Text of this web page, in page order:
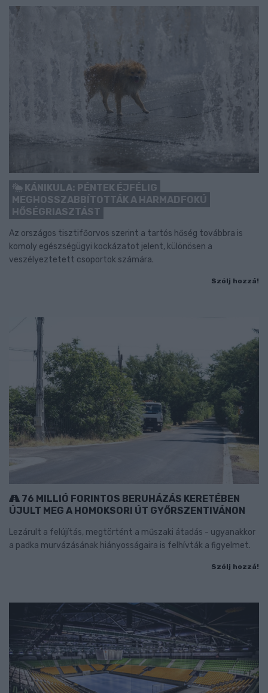
KÁNIKULA: PÉNTEK ÉJFÉLIG
MEGHOSSZABBÍTOTTÁK A HARMADFOKÚ
HŐSÉGRIASZTÁST
Az országos tisztifőorvos szerint a tartós hőség továbbra is
komoly egészségügyi kockázatot jelent, különösen a
veszélyeztetett csoportok számára.
Szólj hozzá!
76 MILLIÓ FORINTOS BERUHÁZÁS KERETÉBEN
ÚJULT MEG A HOMOKSORI ÚT GYŐRSZENTIVÁNON
Lezárult a felújítás, megtörtént a műszaki átadás - ugyanakkor
a padka murvázásának hiányosságaira is felhívták a figyelmet.
Szólj hozzá!